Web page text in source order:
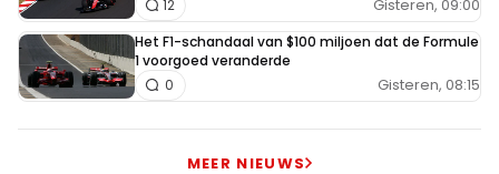
Gisteren, 09:00
12
Het F1-schandaal van $100 miljoen dat de Formule
1 voorgoed veranderde
Gisteren, 08:15
0
MEER NIEUWS